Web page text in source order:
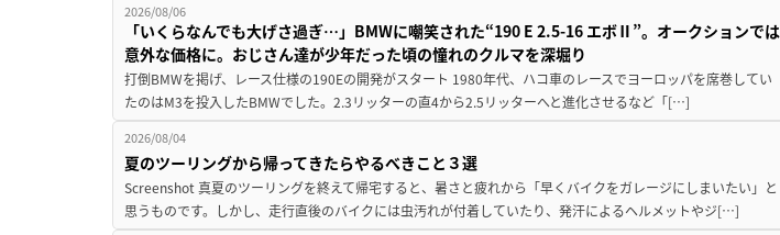
2026/08/06
「いくらなんでも大げさ過ぎ…」BMWに嘲笑された“190 E 2.5-16 エボⅡ”。オークションでは
意外な価格に。おじさん達が少年だった頃の憧れのクルマを深堀り
打倒BMWを掲げ、レース仕様の190Eの開発がスタート 1980年代、ハコ車のレースでヨーロッパを席巻してい
たのはM3を投入したBMWでした。2.3リッターの直4から2.5リッターへと進化させるなど「[…]
2026/08/04
夏のツーリングから帰ってきたらやるべきこと３選
Screenshot 真夏のツーリングを終えて帰宅すると、暑さと疲れから「早くバイクをガレージにしまいたい」と
思うものです。しかし、走行直後のバイクには虫汚れが付着していたり、発汗によるヘルメットやジ[…]